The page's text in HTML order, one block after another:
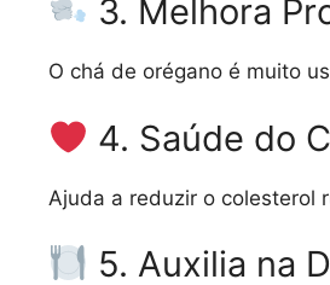
3. Melhora
O chá de orégano é muito
4. Saúde do
Ajuda a reduzir o colesterol
5. Auxilia na